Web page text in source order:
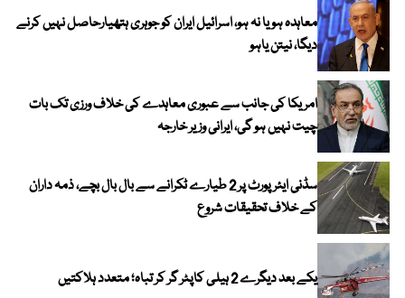
معاہدہ ہو یا نہ ہو، اسرائیل ایران کو جوہری ہتھیارحاصل نہیں کرنے
دیگا، نیتن یاہو
امریکا کی جانب سے عبوری معاہدے کی خلاف ورزی تک بات
چیت نہیں ہو گی، ایرانی وزیر خارجہ
سڈنی ایئرپورٹ پر 2 طیارے ٹکرانے سے بال بال بچے، ذمہ داران
کے خلاف تحقیقات شروع
یکے بعد دیگرے 2 ہیلی کاپٹر گر کر تباہ؛ متعدد ہلاکتیں